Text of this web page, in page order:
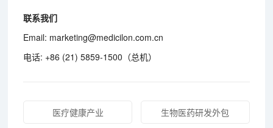
联系我们
Email: marketing@medicilon.com.cn
电话: +86 (21) 5859-1500（总机）
医疗健康产业 生物医药研发外包